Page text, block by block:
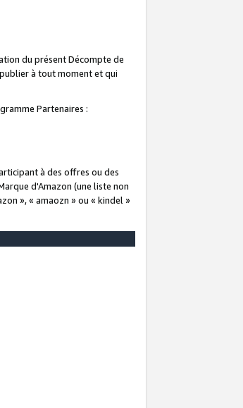
du présent Décompte de
à tout moment et qui
Partenaires :
à des offres ou des
d'Amazon (une liste non
», « amaozn » ou « kindel »